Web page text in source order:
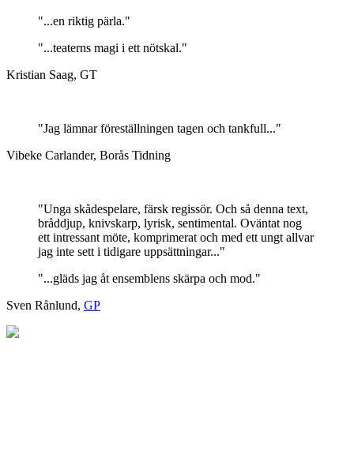
"...en riktig pärla."
"...teaterns magi i ett nötskal."
Kristian Saag, GT
"Jag lämnar föreställningen tagen och tankfull..."
Vibeke Carlander, Borås Tidning
"Unga skådespelare, färsk regissör. Och så denna text,
bråddjup, knivskarp, lyrisk, sentimental. Oväntat nog
ett intressant möte, komprimerat och med ett ungt allvar
jag inte sett i tidigare uppsättningar..."
"...gläds jag åt ensemblens skärpa och mod."
Sven Rånlund, GP